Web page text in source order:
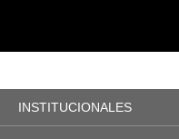
INSTITUCIONALES